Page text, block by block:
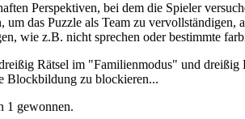
Perspektiven, bei dem die Spieler
um das Puzzle als Team zu
wie z.B. nicht sprechen oder bestimmte
Rätsel im "Familienmodus" und
Blockbildung zu blockieren...
1 gewonnen.